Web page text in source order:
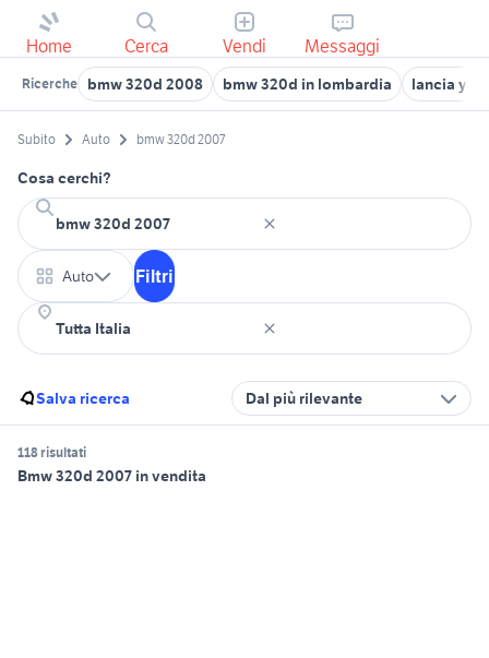
Home Cerca Vendi Messaggi
Ricerche bmw 320d 2008 bmw 320d in lombardia lancia
Subito Auto bmw 320d 2007
Cosa cerchi?
Auto Filtri
Salva ricerca Dal più rilevante
118 risultati
Bmw 320d 2007 in vendita